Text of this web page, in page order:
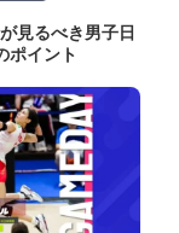
見るべき男子日
ポイント